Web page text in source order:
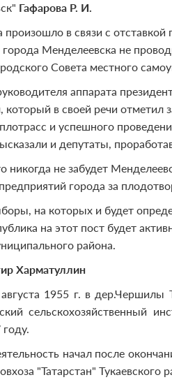
Гафарова Р. И.
в связи с
Менделеевска не
Совета местного
аппарата
в своей речи отметил
и успешного
и депутаты,
никогда не забудет
города за
на которых и будет
на этот пост будет
района.
Харматуллин
1955 г. в дер.Чершилы
сельскохозяйственный
начал после
"Татарстан" Тукаевского